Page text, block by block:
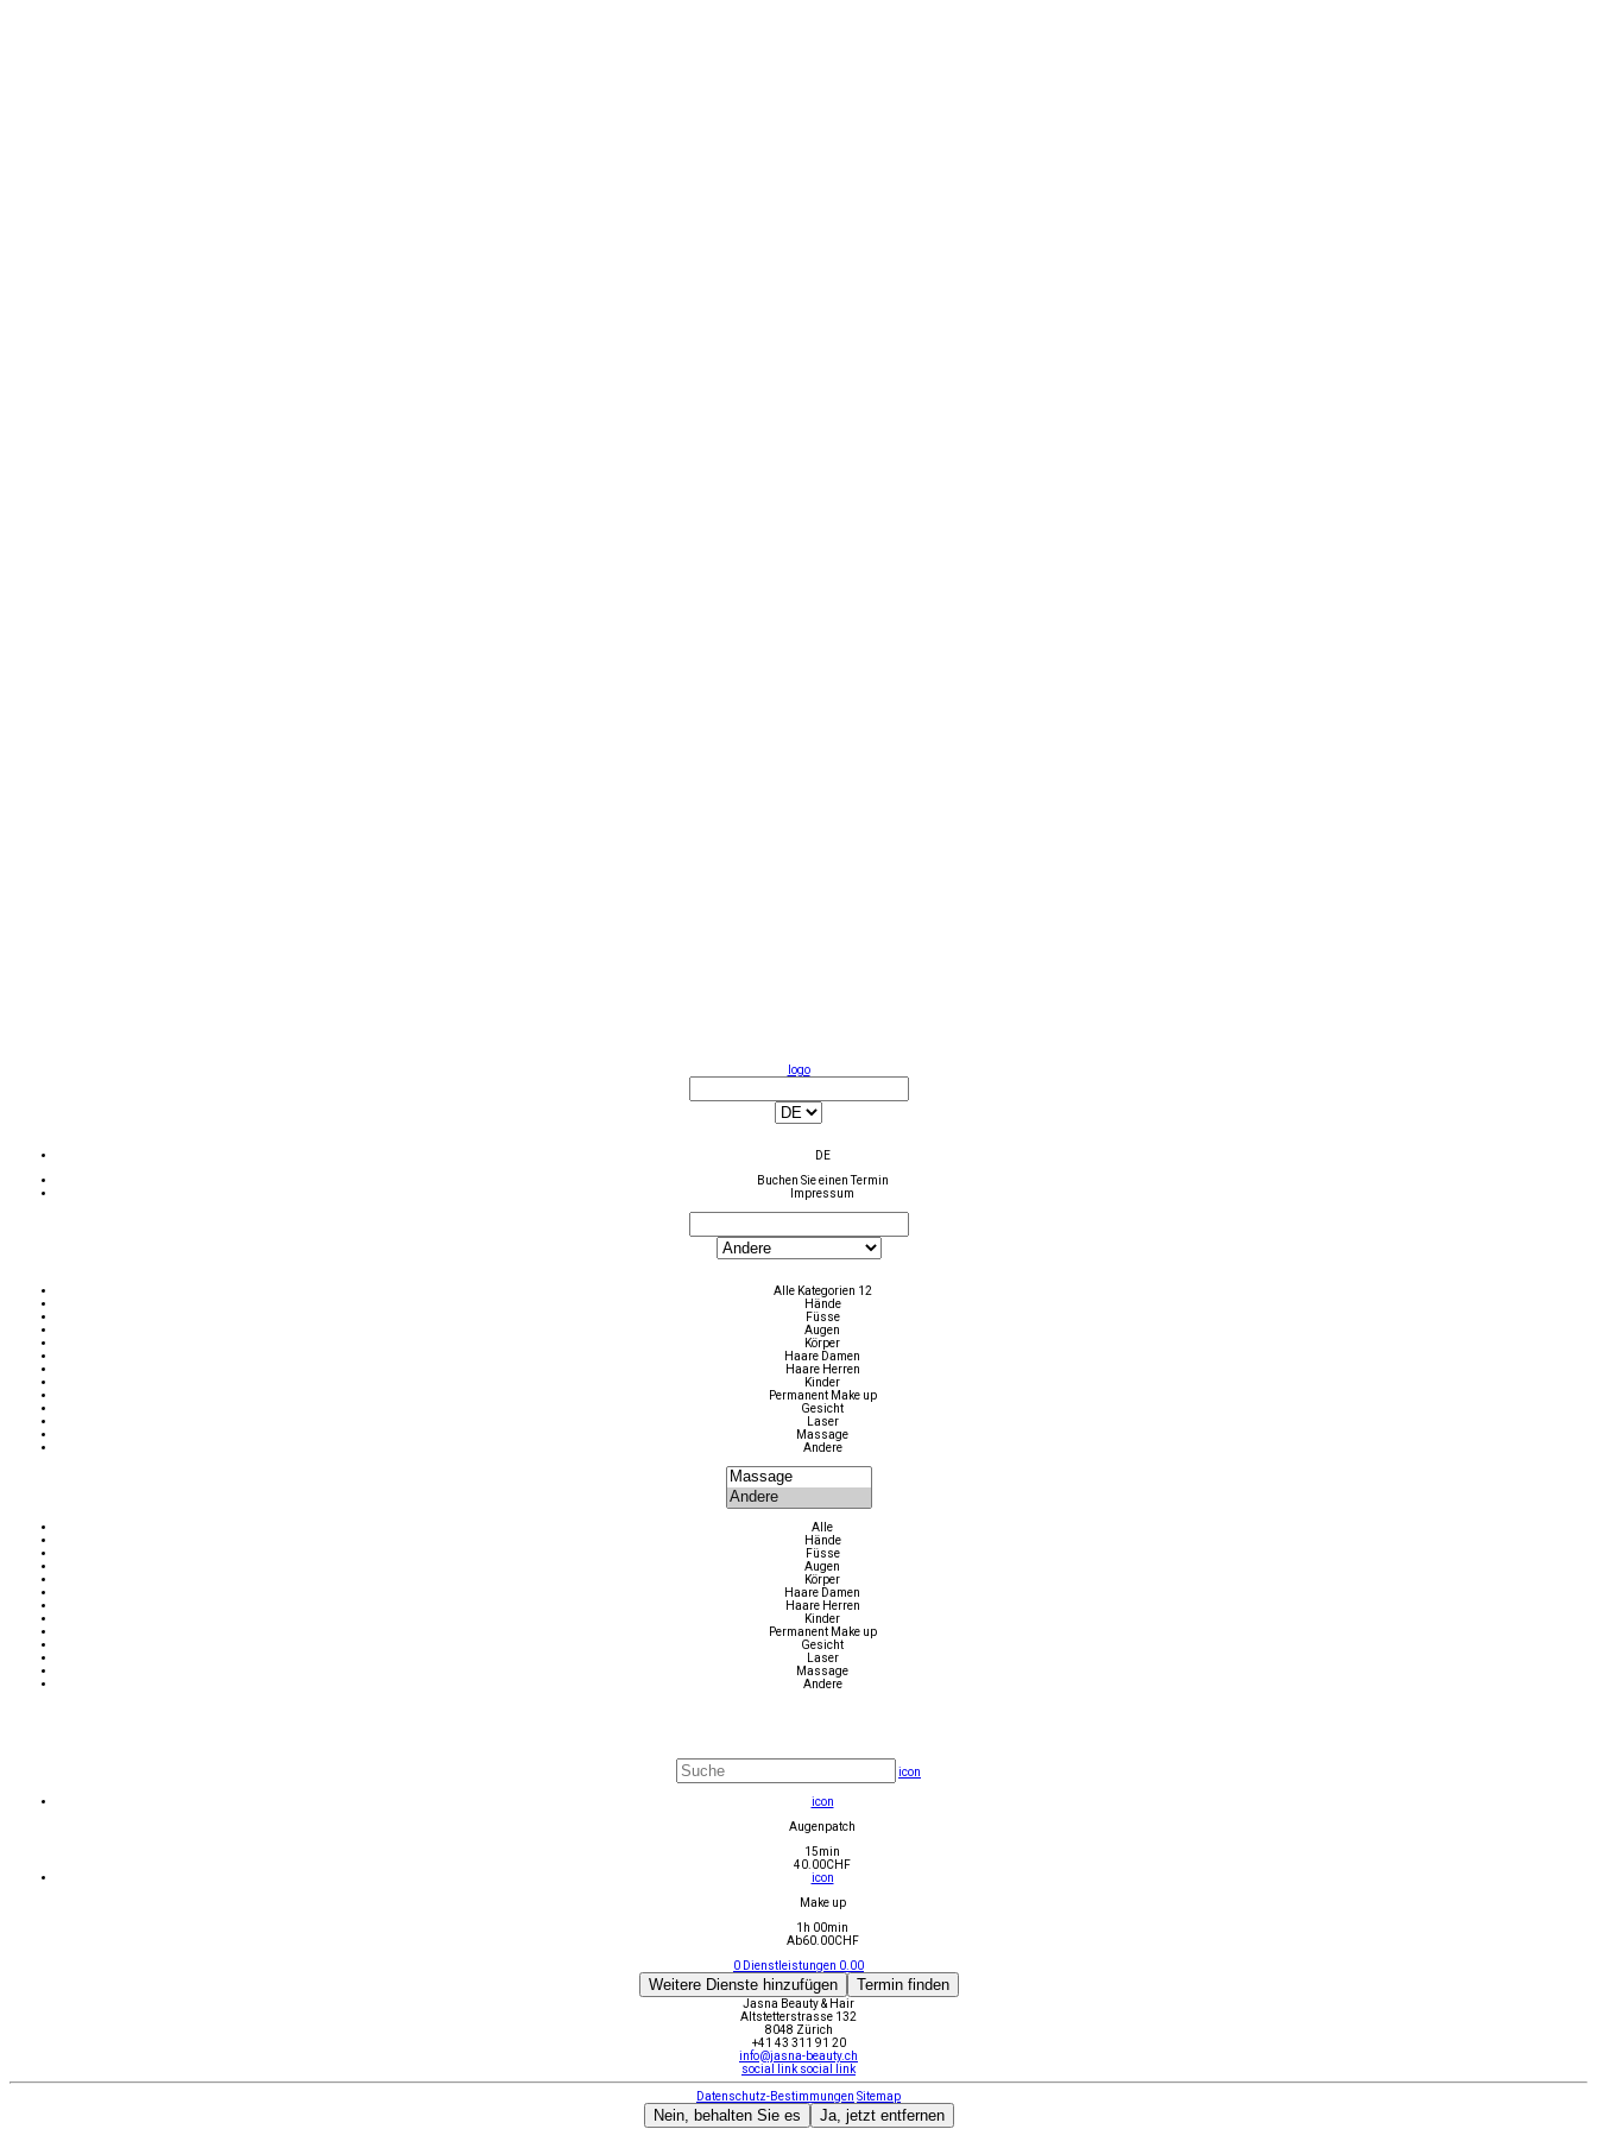
logo
DE
Buchen Sie einen Termin
Impressum
Alle Kategorien 12
Hände
Füsse
Augen
Körper
Haare Damen
Haare Herren
Kinder
Permanent Make up
Gesicht
Laser
Massage
Andere
Alle
Hände
Füsse
Augen
Körper
Haare Damen
Haare Herren
Kinder
Permanent Make up
Gesicht
Laser
Massage
Andere
icon
icon
Augenpatch
15min
40.00CHF
icon
Make up
1h 00min
Ab60.00CHF
0 Dienstleistungen 0.00
Weitere Dienste hinzufügen Termin finden
Jasna Beauty & Hair
Altstetterstrasse 132
8048 Zürich
+41 43 311 91 20
info@jasna-beauty.ch
social link social link
Datenschutz-Bestimmungen Sitemap
Nein, behalten Sie es Ja, jetzt entfernen